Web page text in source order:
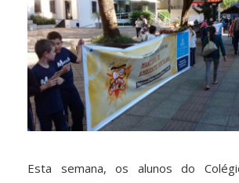
Esta semana, os alunos do